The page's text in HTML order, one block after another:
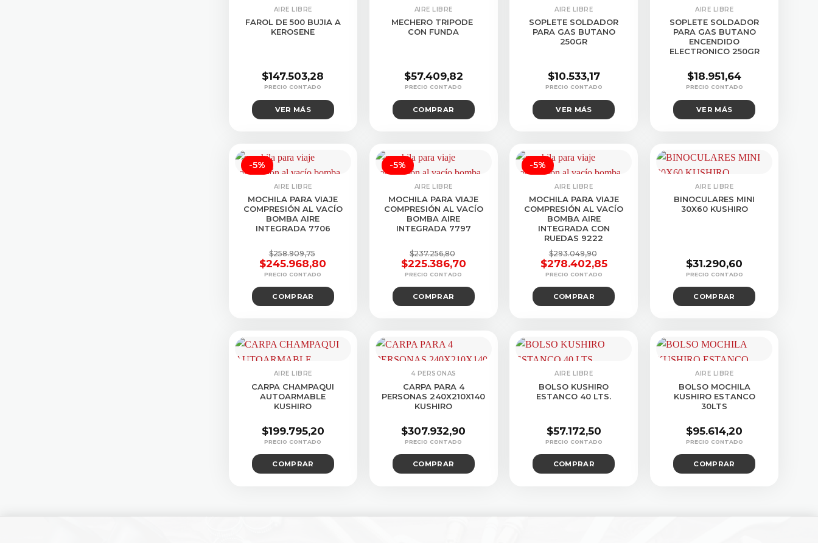
AIRE LIBRE
FAROL DE 500 BUJIA A
KEROSENE
$147.503,28
VER MÁS
AIRE LIBRE
MECHERO TRIPODE
CON FUNDA
$57.409,82
COMPRAR
AIRE LIBRE
SOPLETE SOLDADOR
PARA GAS BUTANO
250GR
$10.533,17
VER MÁS
AIRE LIBRE
SOPLETE SOLDADOR
PARA GAS BUTANO
ENCENDIDO
ELECTRONICO 250GR
$18.951,64
VER MÁS
-5%
AIRE LIBRE
MOCHILA PARA VIAJE
COMPRESIÓN AL VACÍO
BOMBA AIRE
INTEGRADA 7706
$258.909,75
El
precio
original
$245.968,80
El
precio
actual
COMPRAR
-5%
AIRE LIBRE
MOCHILA PARA VIAJE
COMPRESIÓN AL VACÍO
BOMBA AIRE
INTEGRADA 7797
$237.256,80
El
precio
original
$225.386,70
El
precio
actual
COMPRAR
-5%
AIRE LIBRE
MOCHILA PARA VIAJE
COMPRESIÓN AL VACÍO
BOMBA AIRE
INTEGRADA CON
RUEDAS 9222
$293.049,90
El
precio
original
$278.402,85
El
precio
actual
COMPRAR
AIRE LIBRE
BINOCULARES MINI
30X60 KUSHIRO
$31.290,60
COMPRAR
AIRE LIBRE
CARPA CHAMPAQUI
AUTOARMABLE
KUSHIRO
$199.795,20
COMPRAR
4 PERSONAS
CARPA PARA 4
PERSONAS 240X210X140
KUSHIRO
$307.932,90
COMPRAR
AIRE LIBRE
BOLSO KUSHIRO
ESTANCO 40 LTS.
$57.172,50
COMPRAR
AIRE LIBRE
BOLSO MOCHILA
KUSHIRO ESTANCO
30LTS
$95.614,20
COMPRAR